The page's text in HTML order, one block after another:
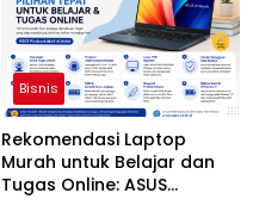
Bisnis
Rekomendasi Laptop
Murah untuk Belajar dan
Tugas Online: ASUS